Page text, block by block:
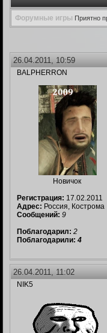
Форумные игры Приятно
26.04.2011, 10:59
BALPHERRON
Новичок
Регистрация: 17.02.2011
Адрес: Россия, Кострома
Сообщений: 9
Поблагодарил: 2
Поблагодарили: 4
26.04.2011, 11:02
NIK5